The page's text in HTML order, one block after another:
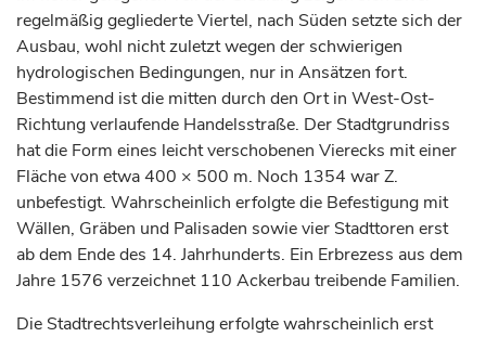
regelmäßig gegliederte Viertel, nach Süden setzte sich der
Ausbau, wohl nicht zuletzt wegen der schwierigen
hydrologischen Bedingungen, nur in Ansätzen fort.
Bestimmend ist die mitten durch den Ort in West-Ost-
Richtung verlaufende Handelsstraße. Der Stadtgrundriss
hat die Form eines leicht verschobenen Vierecks mit einer
Fläche von etwa 400 × 500 m. Noch 1354 war Z.
unbefestigt. Wahrscheinlich erfolgte die Befestigung mit
Wällen, Gräben und Palisaden sowie vier Stadttoren erst
ab dem Ende des 14. Jahrhunderts. Ein Erbrezess aus dem
Jahre 1576 verzeichnet 110 Ackerbau treibende Familien.
Die Stadtrechtsverleihung erfolgte wahrscheinlich erst